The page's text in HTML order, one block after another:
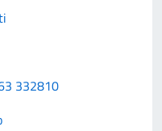
332810